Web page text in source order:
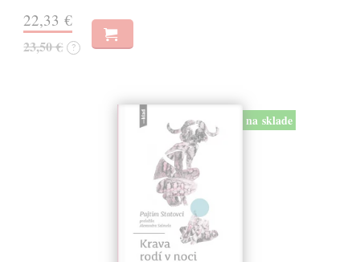
22,33 €
23,50 € ?
na sklade